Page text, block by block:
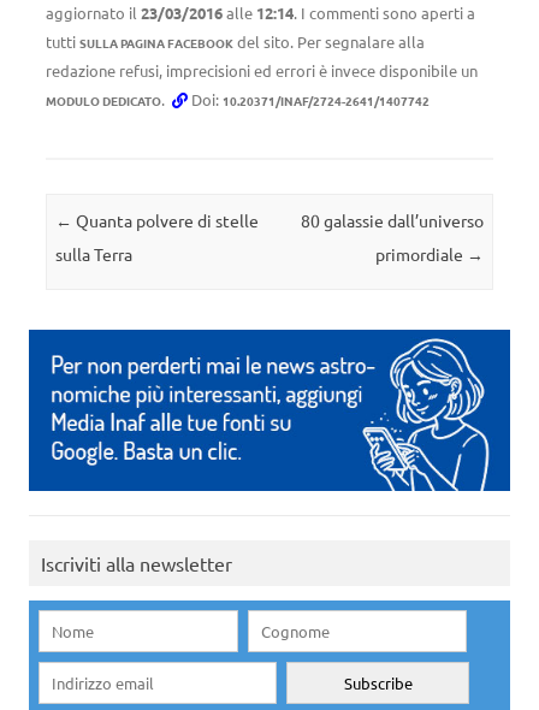
aggiornato il 23/03/2016alle 12:14. I commenti sono aperti a
tutti SULLA PAGINA FACEBOOK del sito. Per segnalare alla
redazione refusi, imprecisioni ed errori è invece disponibile un
MODULO DEDICATO. Doi: 10.20371/INAF/2724-2641/1407742
Navigazione articolo
← Quanta polvere di stelle
sulla Terra
80 galassie dall’universo
primordiale →
Iscriviti alla newsletter